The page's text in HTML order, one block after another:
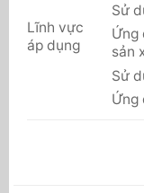
Lĩnh vực
áp dụng
Sử
Ứng
sản
Sử
Ứng